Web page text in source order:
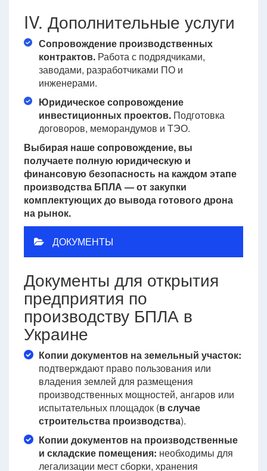
IV. Дополнительные услуги
Сопровождение производственных
контрактов. Работа с подрядчиками,
заводами, разработчиками ПО и
инженерами.
Юридическое сопровождение
инвестиционных проектов. Подготовка
договоров, меморандумов и ТЭО.
Выбирая наше сопровождение, вы
получаете полную юридическую и
финансовую безопасность на каждом этапе
производства БПЛА — от закупки
комплектующих до вывода готового дрона
на рынок.
ДОКУМЕНТЫ
Документы для открытия
предприятия по
производству БПЛА в
Украине
Копии документов на земельный участок:
подтверждают право пользования или
владения землей для размещения
производственных мощностей, ангаров или
испытательных площадок (в случае
строительства производства).
Копии документов на производственные
и складские помещения: необходимы для
легализации мест сборки, хранения